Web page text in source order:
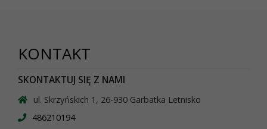
KONTAKT
SKONTAKTUJ SIĘ Z NAMI
ul. Skrzyńskich 1, 26-930 Garbatka Letnisko
486210194